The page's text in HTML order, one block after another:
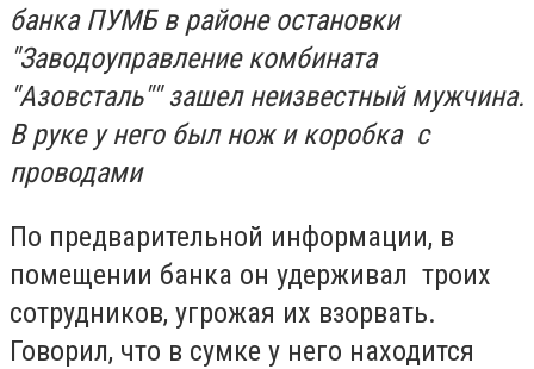
банка ПУМБ в районе остановки
"Заводоуправление комбината
"Азовсталь"" зашел неизвестный мужчина.
В руке у него был нож и коробка с
проводами
По предварительной информации, в
помещении банка он удерживал троих
сотрудников, угрожая их взорвать.
Говорил, что в сумке у него находится